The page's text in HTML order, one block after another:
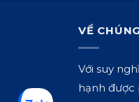
VỀ
Với suy
hạnh được